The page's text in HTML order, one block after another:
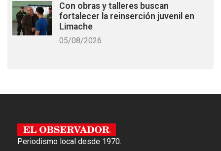
Con obras y talleres buscan
fortalecer la reinserción juvenil en
Limache
05/08/2026
Periodismo local desde 1970.